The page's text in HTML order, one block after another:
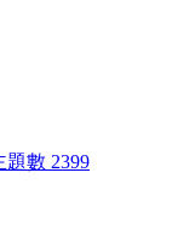
題數 2399